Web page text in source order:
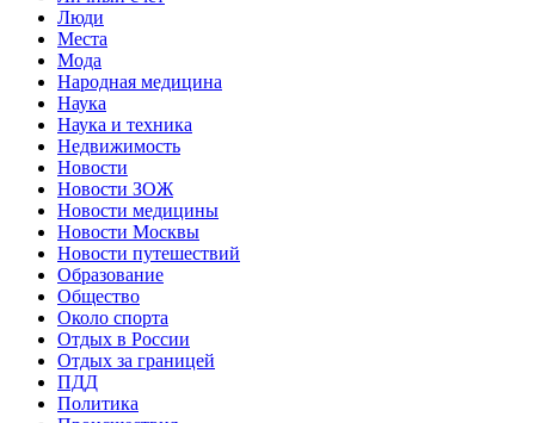
Люди
Места
Мода
Народная медицина
Наука
Наука и техника
Недвижимость
Новости
Новости ЗОЖ
Новости медицины
Новости Москвы
Новости путешествий
Образование
Общество
Около спорта
Отдых в России
Отдых за границей
ПДД
Политика